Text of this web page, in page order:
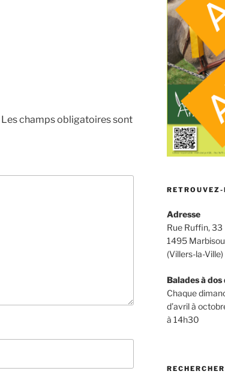
Les champs obligatoires sont
RETROUVEZ-
Adresse
Rue Ruffin, 33
1495
(Villers-la-Ville)
Balades à dos
Chaque
d’avril à
à 14h30
RECHERCHER